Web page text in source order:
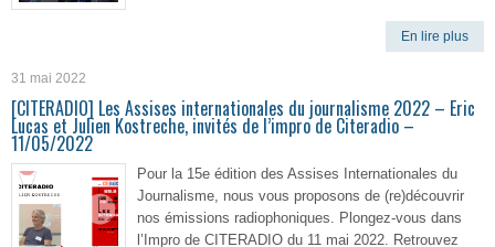
En lire plus
31 mai 2022
[CITERADIO] Les Assises internationales du journalisme 2022 – Eric
Lucas et Julien Kostreche, invités de l’impro de Citeradio –
11/05/2022
Pour la 15e édition des Assises Internationales du
Journalisme, nous vous proposons de (re)découvrir
nos émissions radiophoniques. Plongez-vous dans
l’Impro de CITERADIO du 11 mai 2022. Retrouvez